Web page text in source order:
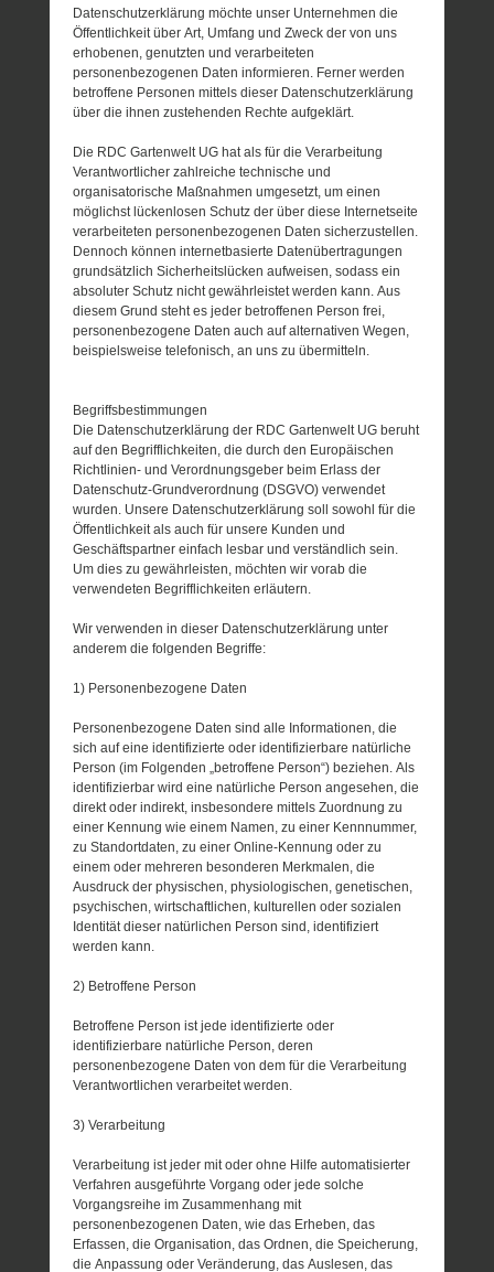
Datenschutzerklärung möchte unser Unternehmen die
Öffentlichkeit über Art, Umfang und Zweck der von uns
erhobenen, genutzten und verarbeiteten
personenbezogenen Daten informieren. Ferner werden
betroffene Personen mittels dieser Datenschutzerklärung
über die ihnen zustehenden Rechte aufgeklärt.
Die RDC Gartenwelt UG hat als für die Verarbeitung
Verantwortlicher zahlreiche technische und
organisatorische Maßnahmen umgesetzt, um einen
möglichst lückenlosen Schutz der über diese Internetseite
verarbeiteten personenbezogenen Daten sicherzustellen.
Dennoch können internetbasierte Datenübertragungen
grundsätzlich Sicherheitslücken aufweisen, sodass ein
absoluter Schutz nicht gewährleistet werden kann. Aus
diesem Grund steht es jeder betroffenen Person frei,
personenbezogene Daten auch auf alternativen Wegen,
beispielsweise telefonisch, an uns zu übermitteln.
Begriffsbestimmungen
Die Datenschutzerklärung der RDC Gartenwelt UG beruht
auf den Begrifflichkeiten, die durch den Europäischen
Richtlinien- und Verordnungsgeber beim Erlass der
Datenschutz-Grundverordnung (DSGVO) verwendet
wurden. Unsere Datenschutzerklärung soll sowohl für die
Öffentlichkeit als auch für unsere Kunden und
Geschäftspartner einfach lesbar und verständlich sein.
Um dies zu gewährleisten, möchten wir vorab die
verwendeten Begrifflichkeiten erläutern.
Wir verwenden in dieser Datenschutzerklärung unter
anderem die folgenden Begriffe:
1) Personenbezogene Daten
Personenbezogene Daten sind alle Informationen, die
sich auf eine identifizierte oder identifizierbare natürliche
Person (im Folgenden „betroffene Person“) beziehen. Als
identifizierbar wird eine natürliche Person angesehen, die
direkt oder indirekt, insbesondere mittels Zuordnung zu
einer Kennung wie einem Namen, zu einer Kennnummer,
zu Standortdaten, zu einer Online-Kennung oder zu
einem oder mehreren besonderen Merkmalen, die
Ausdruck der physischen, physiologischen, genetischen,
psychischen, wirtschaftlichen, kulturellen oder sozialen
Identität dieser natürlichen Person sind, identifiziert
werden kann.
2) Betroffene Person
Betroffene Person ist jede identifizierte oder
identifizierbare natürliche Person, deren
personenbezogene Daten von dem für die Verarbeitung
Verantwortlichen verarbeitet werden.
3) Verarbeitung
Verarbeitung ist jeder mit oder ohne Hilfe automatisierter
Verfahren ausgeführte Vorgang oder jede solche
Vorgangsreihe im Zusammenhang mit
personenbezogenen Daten, wie das Erheben, das
Erfassen, die Organisation, das Ordnen, die Speicherung,
die Anpassung oder Veränderung, das Auslesen, das